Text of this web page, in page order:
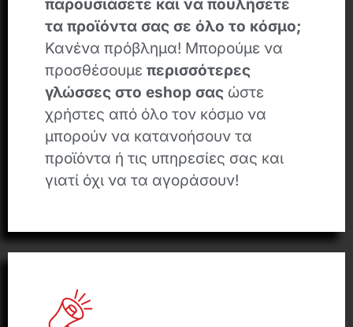
παρουσιάσετε και να πουλήσετε
τα προϊόντα σας σε όλο το κόσμο;
Κανένα πρόβλημα! Μπορούμε να
προσθέσουμεπερισσότερες
γλώσσες στο eshop σας ώστε
χρήστες από όλο τον κόσμο να
μπορούν να κατανοήσουν τα
προϊόντα ή τις υπηρεσίες σας και
γιατί όχι να τα αγοράσουν!